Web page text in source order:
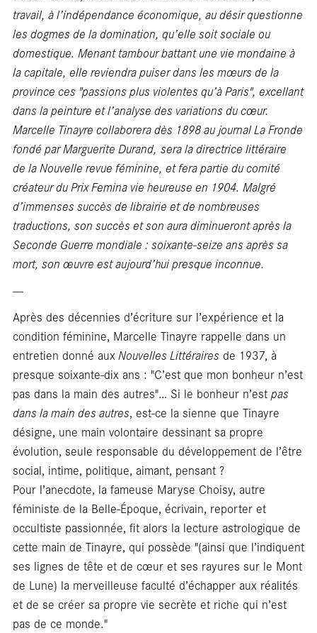
travail, à l’indépendance économique, au désir questionne
les dogmes de la domination, qu’elle soit sociale ou
domestique. Menant tambour battant une vie mondaine à
la capitale, elle reviendra puiser dans les mœurs de la
province ces "passions plus violentes qu’à Paris", excellant
dans la peinture et l’analyse des variations du cœur.
Marcelle Tinayre collaborera dès 1898 au journal La Fronde
fondé par Marguerite Durand, sera la directrice littéraire
de la Nouvelle revue féminine, et fera partie du comité
créateur du Prix Femina vie heureuse en 1904. Malgré
d’immenses succès de librairie et de nombreuses
traductions, son succès et son aura diminueront après la
Seconde Guerre mondiale : soixante-seize ans après sa
mort, son œuvre est aujourd’hui presque inconnue.
---
Après des décennies d’écriture sur l’expérience et la
condition féminine, Marcelle Tinayre rappelle dans un
entretien donné auxNouvelles Littéraires de 1937, à
presque soixante-dix ans : "C’est que mon bonheur n’est
pas dans la main des autres"… Si le bonheur n’est pas
dans la main des autres, est-ce la sienne que Tinayre
désigne, une main volontaire dessinant sa propre
évolution, seule responsable du développement de l’être
social, intime, politique, aimant, pensant ?
Pour l’anecdote, la fameuse Maryse Choisy, autre
féministe de la Belle-Époque, écrivain, reporter et
occultiste passionnée, fit alors la lecture astrologique de
cette main de Tinayre, qui possède "(ainsi que l’indiquent
ses lignes de tête et de cœur et ses rayures sur le Mont
de Lune) la merveilleuse faculté d’échapper aux réalités
et de se créer sa propre vie secrète et riche qui n’est
pas de ce monde."